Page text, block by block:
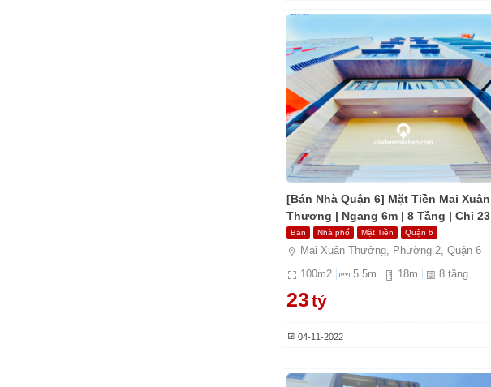
[Bán Nhà Quận 6] Mặt Tiền Mai Xuân
Thương | Ngang 6m | 8 Tầng | Chỉ 23
Tỷ
Bán Nhà phố Mặt Tiền Quận 6
Mai Xuân Thưởng, Phường.2, Quận 6
100m2 5.5m 18m 8 tầng
23tỷ
04-11-2022